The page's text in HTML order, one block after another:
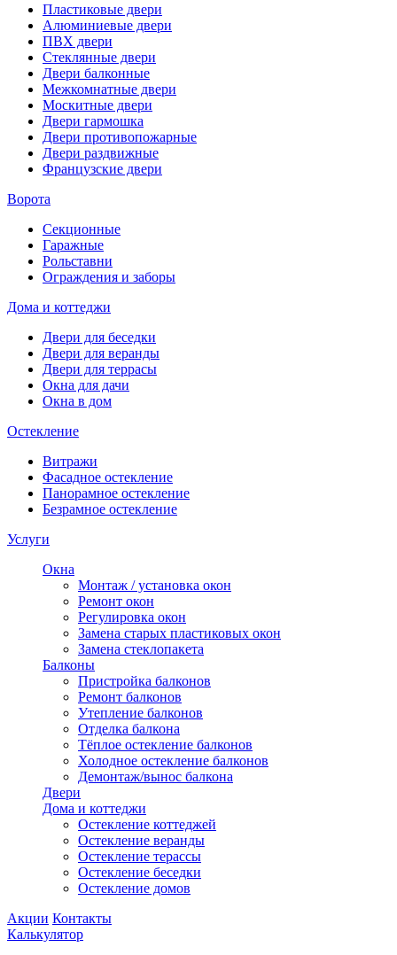
Пластиковые двери
Алюминиевые двери
ПВХ двери
Стеклянные двери
Двери балконные
Межкомнатные двери
Москитные двери
Двери гармошка
Двери противопожарные
Двери раздвижные
Французские двери
Ворота
Секционные
Гаражные
Рольставни
Ограждения и заборы
Дома и коттеджи
Двери для беседки
Двери для веранды
Двери для террасы
Окна для дачи
Окна в дом
Остекление
Витражи
Фасадное остекление
Панорамное остекление
Безрамное остекление
Услуги
Окна
Монтаж / установка окон
Ремонт окон
Регулировка окон
Замена старых пластиковых окон
Замена стеклопакета
Балконы
Пристройка балконов
Ремонт балконов
Утепление балконов
Отделка балкона
Тёплое остекление балконов
Холодное остекление балконов
Демонтаж/вынос балкона
Двери
Дома и коттеджи
Остекление коттеджей
Остекление веранды
Остекление терассы
Остекление беседки
Остекление домов
Акции Контакты
Калькулятор